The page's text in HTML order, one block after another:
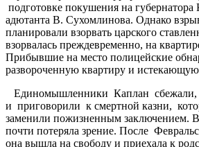
подготовке покушения на губернатора
адютанта В. Сухомлинова. Однако
планировали взорвать царского
взорвалась преждевременно, на
Прибывшие на место полицейские
развороченную квартиру и
Единомышленники Каплан сбежали,
и приговорили к смертной казни,
заменили пожизненным заключением.
почти потеряла зрение. После
она вышла на свободу и приехала к